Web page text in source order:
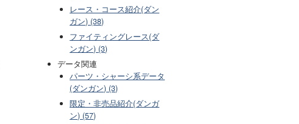
レース・コース紹介(ダン
ガン) (38)
ファイティングレース(ダ
ンガン) (3)
データ関連
パーツ・シャーシ系データ
(ダンガン) (3)
限定・非売品紹介(ダンガ
ン) (57)